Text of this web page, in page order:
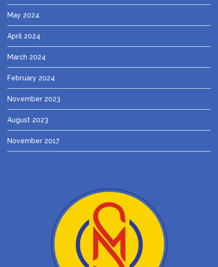
May 2024
April 2024
March 2024
February 2024
November 2023
August 2023
November 2017